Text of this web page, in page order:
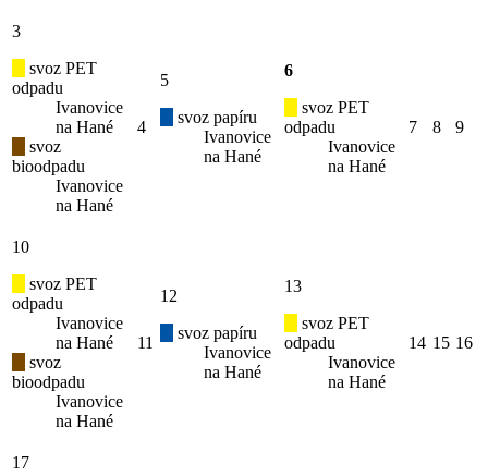
3
svoz PET
odpadu
Ivanovice
na Hané
svoz
bioodpadu
Ivanovice
na Hané
4
5
svoz papíru
Ivanovice
na Hané
6
svoz PET
odpadu
Ivanovice
na Hané
7 8 9
10
svoz PET
odpadu
Ivanovice
na Hané
svoz
bioodpadu
Ivanovice
na Hané
11
12
svoz papíru
Ivanovice
na Hané
13
svoz PET
odpadu
Ivanovice
na Hané
14 15 16
17